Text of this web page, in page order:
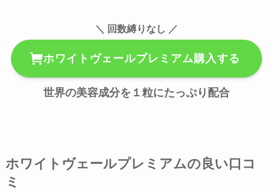
＼ 回数縛りなし ／
ホワイトヴェールプレミアム購入する
世界の美容成分を１粒にたっぷり配合
ホワイトヴェールプレミアムの良い口コ
ミ